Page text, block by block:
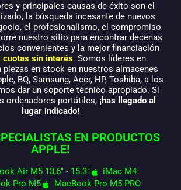
y principales causas de éxito son el
la búsqueda incesante de nuevos
el profesionalismo, el compromiso
nuestro sitio para encontrar decenas
convenientes y la mejor financiación
cuotas sin interés. Somos líderes en
piezas en stock en nuestros almacenes
BQ, Samsung, Acer, HP, Toshiba, a los
dar un soporte técnico apropiado. Si
ordenadores portátiles, ¡has llegado al
lugar indicado!
EN PRODUCTOS
APPLE!
Air M5 13,6" - 15.3"
iMac M4
Pro M5
MacBook Pro M5 PRO